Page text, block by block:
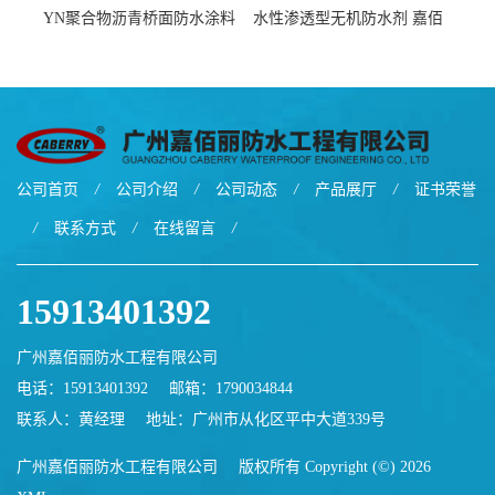
YN聚合物沥青桥面防水涂料
水性渗透型无机防水剂 嘉佰
公司首页 / 公司介绍 / 公司动态 / 产品展厅 / 证书荣誉
/ 联系方式 / 在线留言 /
15913401392
广州嘉佰丽防水工程有限公司
电话：15913401392
邮箱： 1790034844
联系人：黄经理
地址：广州市从化区平中大道339号
广州嘉佰丽防水工程有限公司
版权所有 Copyright (©) 2026